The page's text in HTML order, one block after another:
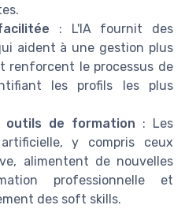
: L'IA fournit des
aident à une gestion plus
renforcent le processus de
les profils les plus
outils de formation : Les
y compris ceux
alimentent de nouvelles
professionnelle et
des soft skills.